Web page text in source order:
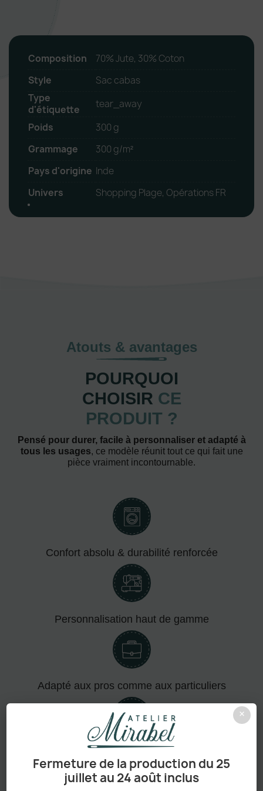
×
Fermeture de la production du 25
juillet au 24 août inclus
Composition
70% Jute, 30% Coton
Style
Sac cabas
Type
d'étiquette
tear_away
Poids
300 g
Grammage
300 g/m²
Pays d'origine Inde
Univers
Shopping Plage, Opérations FR
Atouts & avantages
POURQUOI
CHOISIR CE
PRODUIT ?
Pensé pour durer, facile à personnaliser et adapté à
tous les usages, ce modèle réunit tout ce qui fait une
pièce vraiment incontournable.
Confort absolu & durabilité renforcée
Personnalisation haut de gamme
Adapté aux pros comme aux particuliers
Sans minimum de commande